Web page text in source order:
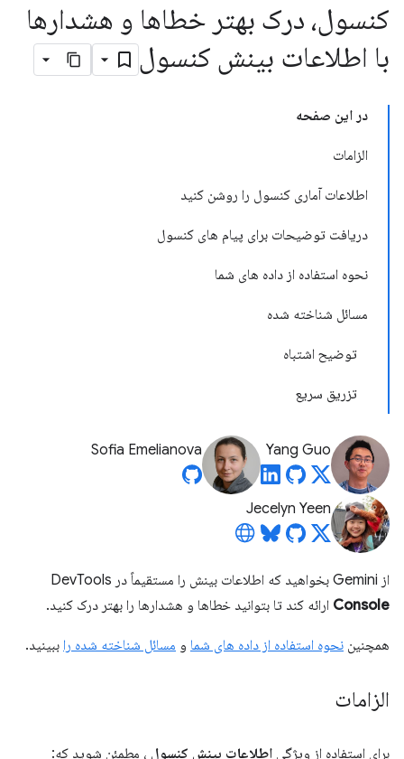
کنسول، درک بهتر خطاها و هشدارها
با اطلاعات بینش کنسول
در این صفحه
الزامات
اطلاعات آماری کنسول را روشن کنید
دریافت توضیحات برای پیام های کنسول
نحوه استفاده از داده های شما
مسائل شناخته شده
توضیح اشتباه
تزریق سریع
Yang Guo
Sofia Emelianova
Jecelyn Yeen
از Gemini بخواهید که اطلاعات بینش را مستقیماً در DevTools
Console ارائه کند تا بتوانید خطاها و هشدارها را بهتر درک کنید.
همچنین نحوه استفاده از داده های شما و مسائل شناخته شده را ببینید.
الزامات
برای استفاده از ویژگی اطلاعات بینش کنسول ، مطمئن شوید که: